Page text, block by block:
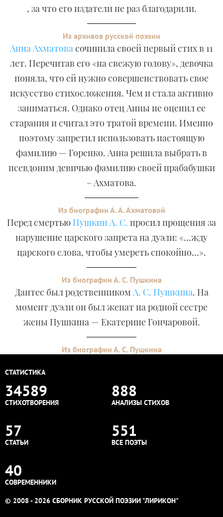
, за что его издатели не раз благодарили.
Из архивов русской поэзии
Анна Ахматовасочинила своей первый стих в 11
лет. Перечитав его «на свежую голову», девочка
поняла, что ей нужно совершенствовать свое
искусство стихосложения. Чем и стала активно
заниматься. Однако отец Анны не оценил ее
старания и считал это тратой времени. Именно
поэтому запретил использовать настоящую
фамилию — Горенко. Анна решила выбрать в
псевдоним девичью фамилию своей прабабушки
– Ахматова.
Из биографии А. А. Ахматовой
Перед смертью Пушкин А. С. просил прощения за
нарушение царского запрета на дуэли: «…жду
царского слова, чтобы умереть спокойно…».
Из биографии А. С. Пушкина
Дантес был родственником А. С. Пушкина. На
момент дуэли он был женат на родной сестре
жены Пушкина — Екатерине Гончаровой.
Из биографии А. С. Пушкина
СТАТИСТИКА
34589
СТИХОТВОРЕНИЯ
888
АНАЛИЗЫ СТИХОВ
57
СТАТЬИ
551
ВСЕ ПОЭТЫ
40
СОВРЕМЕННИКИ
© 2008 - 2026 СБОРНИК РУССКОЙ ПОЭЗИИ "ЛИРИКОН"